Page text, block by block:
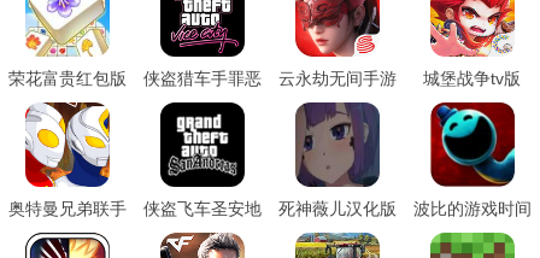
版
荣花富贵红包版
侠盗猎车手罪恶
都市重制版
云永劫无间手游 城堡战争tv版
奥特曼兄弟联手
2双人版
侠盗飞车圣安地
列斯手机版
死神薇儿汉化版
波比的游戏时间
第四章自制中文